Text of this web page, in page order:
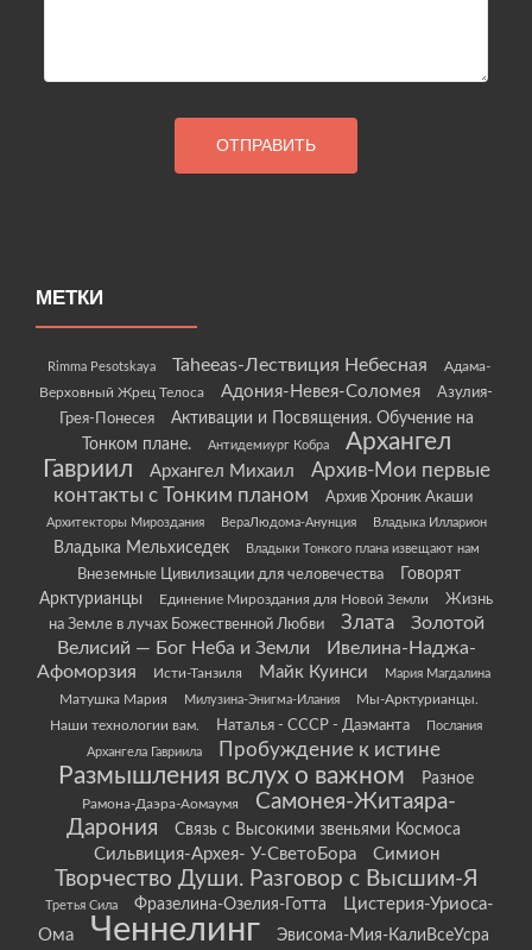
МЕТКИ
Rimma Pesotskaya Taheeas-Лествиция Небесная
Адама-
Верховный Жрец Телоса
Адония-Невея-Соломея
Азулия-
Грея-Понесея
Активации и Посвящения. Обучение на
Тонком плане.
Антидемиург Кобра
Архангел
Гавриил
Архангел Михаил
Архив-Мои первые
контакты с Тонким планом
Архив Хроник Акаши
Архитекторы Мироздания ВераЛюдома-Анунция Владыка Илларион
Владыка Мельхиседек Владыки Тонкого плана извещают нам
Внеземные Цивилизации для человечества
Говорят
Арктурианцы
Единение Мироздания для Новой Земли
Жизнь
на Земле в лучах Божественной Любви
Злата
Золотой
Велисий — Бог Неба и Земли
Ивелина-Наджа-
Афоморзия
Исти-Танзиля Майк Куинси Мария Магдалина
Матушка Мария Милузина-Энигма-Илания
Мы-Арктурианцы.
Наши технологии вам.
Наталья - СССР - Даэманта
Послания
Архангела Гавриила
Пробуждение к истине
Размышления вслух о важном Разное
Рамона-Даэра-Аомаумя
Самонея-Житаяра-
Дарония
Связь с Высокими звеньями Космоса
Сильвиция-Архея- У-СветоБора Симион
Творчество Души. Разговор с Высшим-Я
Третья Сила Фразелина-Озелия-Готта
Цистерия-Уриоса-
Ома
Ченнелинг Эвисома-Мия-КалиВсеУсра